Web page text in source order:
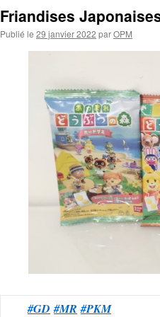
Friandises
Publié le 29 janvier 2022 parOPM
#GD #MR #PKM